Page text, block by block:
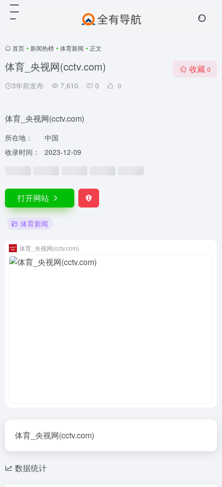
首页 • 新闻热榜 • 体育新闻 • 正文
体育_央视网(cctv.com)
3年前发布 7,610 0 0
收藏 0
体育_央视网(cctv.com)
所在地：
中国
收录时间：
2023-12-09
打开网站
体育新闻
体育_央视网(cctv.com)
体育_央视网(cctv.com)
数据统计